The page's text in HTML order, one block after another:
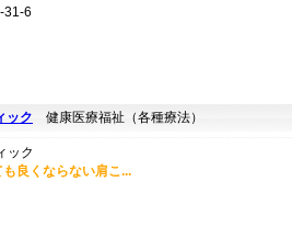
31-6
ック 健康医療福祉（各種療法）
良くならない肩こ...